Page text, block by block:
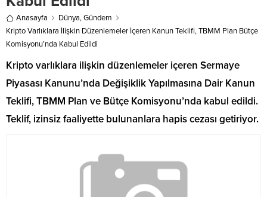
Anasayfa Dünya,Gündem
Kripto Varlıklara İlişkin Düzenlemeler İçeren Kanun Teklifi, TBMM Plan Bütçe
Komisyonu’nda Kabul Edildi
Kripto varlıklara ilişkin düzenlemeler içeren Sermaye
Piyasası Kanunu’nda Değişiklik Yapılmasına Dair Kanun
Teklifi, TBMM Plan ve Bütçe Komisyonu’nda kabul edildi.
Teklif, izinsiz faaliyette bulunanlara hapis cezası getiriyor.